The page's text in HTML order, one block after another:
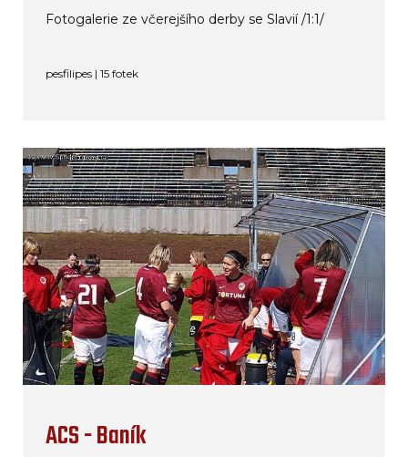
Fotogalerie ze včerejšího derby se Slavií /1:1/
pesfilipes | 15 fotek
ACS - Baník